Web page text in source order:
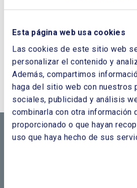
Esta página web usa cookies
Las cookies de este sitio web
personalizar el contenido y
Además, compartimos
haga del sitio web con nuestros
sociales, publicidad y análisis
combinarla con otra información
proporcionado o que hayan
uso que haya hecho de sus
¿QUIERES PONERTE EN